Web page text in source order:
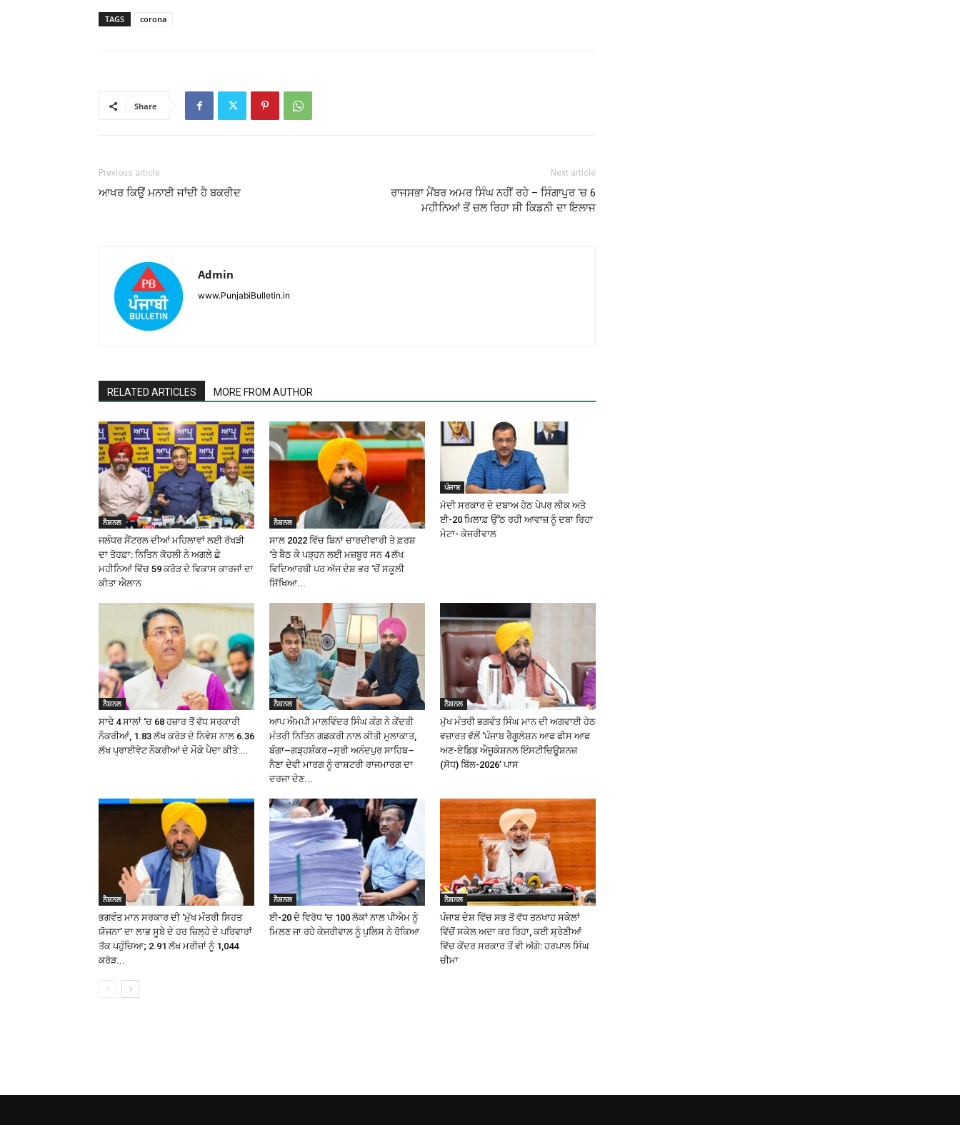
TAGS corona
Share
Previous article
ਆਖਰ ਕਿਉਂ ਮਨਾਈ ਜਾਂਦੀ ਹੈ ਬਕਰੀਦ
Next article
ਰਾਜਸਭਾ ਮੈਂਬਰ ਅਮਰ ਸਿੰਘ ਨਹੀਂ ਰਹੇ – ਸਿੰਗਾਪੁਰ ‘ਚ 6
ਮਹੀਨਿਆਂ ਤੋਂ ਚਲ ਰਿਹਾ ਸੀ ਕਿਡਨੀ ਦਾ ਇਲਾਜ
Admin
www.PunjabiBulletin.in
RELATED ARTICLES MORE FROM AUTHOR
ਨੈਸ਼ਨਲ
ਜਲੰਧਰ ਸੈਂਟਰਲ ਦੀਆਂ ਮਹਿਲਾਵਾਂ ਲਈ ਰੱਖੜੀ
ਦਾ ਤੋਹਫ਼ਾ: ਨਿਤਿਨ ਕੋਹਲੀ ਨੇ ਅਗਲੇ ਛੇ
ਮਹੀਨਿਆਂ ਵਿੱਚ ₹59 ਕਰੋੜ ਦੇ ਵਿਕਾਸ ਕਾਰਜਾਂ ਦਾ
ਕੀਤਾ ਐਲਾਨ
ਨੈਸ਼ਨਲ
ਸਾਲ 2022 ਵਿੱਚ ਬਿਨਾਂ ਚਾਰਦੀਵਾਰੀ ਤੇ ਫ਼ਰਸ਼
‘ਤੇ ਬੈਠ ਕੇ ਪੜ੍ਹਨ ਲਈ ਮਜ਼ਬੂਰ ਸਨ 4 ਲੱਖ
ਵਿਦਿਆਰਥੀ ਪਰ ਅੱਜ ਦੇਸ਼ ਭਰ ‘ਚੋਂ ਸਕੂਲੀ
ਸਿੱਖਿਆ...
ਪੰਜਾਬ
ਮੋਦੀ ਸਰਕਾਰ ਦੇ ਦਬਾਅ ਹੇਠ ਪੇਪਰ ਲੀਕ ਅਤੇ
ਈ-20 ਖ਼ਿਲਾਫ਼ ਉੱਠ ਰਹੀ ਆਵਾਜ਼ ਨੂੰ ਦਬਾ ਰਿਹਾ
ਮੇਟਾ- ਕੇਜਰੀਵਾਲ
ਨੈਸ਼ਨਲ
ਸਾਢੇ 4 ਸਾਲਾਂ ‘ਚ 68 ਹਜ਼ਾਰ ਤੋਂ ਵੱਧ ਸਰਕਾਰੀ
ਨੌਕਰੀਆਂ, 1.83 ਲੱਖ ਕਰੋੜ ਦੇ ਨਿਵੇਸ਼ ਨਾਲ 6.36
ਲੱਖ ਪ੍ਰਾਈਵੇਟ ਨੌਕਰੀਆਂ ਦੇ ਮੌਕੇ ਪੈਦਾ ਕੀਤੇ:...
ਨੈਸ਼ਨਲ
ਆਪ ਐਮਪੀ ਮਾਲਵਿੰਦਰ ਸਿੰਘ ਕੰਗ ਨੇ ਕੇਂਦਰੀ
ਮੰਤਰੀ ਨਿਤਿਨ ਗਡਕਰੀ ਨਾਲ ਕੀਤੀ ਮੁਲਾਕਾਤ,
ਬੰਗਾ–ਗੜ੍ਹਸ਼ੰਕਰ–ਸ੍ਰੀ ਅਨੰਦਪੁਰ ਸਾਹਿਬ–
ਨੈਣਾ ਦੇਵੀ ਮਾਰਗ ਨੂੰ ਰਾਸ਼ਟਰੀ ਰਾਜਮਾਰਗ ਦਾ
ਦਰਜਾ ਦੇਣ...
ਨੈਸ਼ਨਲ
ਮੁੱਖ ਮੰਤਰੀ ਭਗਵੰਤ ਸਿੰਘ ਮਾਨ ਦੀ ਅਗਵਾਈ ਹੇਠ
ਵਜ਼ਾਰਤ ਵੱਲੋਂ ‘ਪੰਜਾਬ ਰੈਗੂਲੇਸ਼ਨ ਆਫ ਫੀਸ ਆਫ
ਅਣ-ਏਡਿਡ ਐਜੂਕੇਸ਼ਨਲ ਇੰਸਟੀਚਿਊਸ਼ਨਜ਼
(ਸੋਧ) ਬਿੱਲ-2026’ ਪਾਸ
ਨੈਸ਼ਨਲ
ਭਗਵੰਤ ਮਾਨ ਸਰਕਾਰ ਦੀ ‘ਮੁੱਖ ਮੰਤਰੀ ਸਿਹਤ
ਯੋਜਨਾ’ ਦਾ ਲਾਭ ਸੂਬੇ ਦੇ ਹਰ ਜ਼ਿਲ੍ਹੇ ਦੇ ਪਰਿਵਾਰਾਂ
ਤੱਕ ਪਹੁੰਚਿਆ; 2.91 ਲੱਖ ਮਰੀਜ਼ਾਂ ਨੂੰ ₹1,044
ਕਰੋੜ...
ਨੈਸ਼ਨਲ
ਈ-20 ਦੇ ਵਿਰੋਧ ‘ਚ 100 ਲੋਕਾਂ ਨਾਲ ਪੀਐਮ ਨੂੰ
ਮਿਲਣ ਜਾ ਰਹੇ ਕੇਜਰੀਵਾਲ ਨੂੰ ਪੁਲਿਸ ਨੇ ਰੋਕਿਆ
ਨੈਸ਼ਨਲ
ਪੰਜਾਬ ਦੇਸ਼ ਵਿੱਚ ਸਭ ਤੋਂ ਵੱਧ ਤਨਖਾਹ ਸਕੇਲਾਂ
ਵਿੱਚੋਂ ਸਕੇਲ ਅਦਾ ਕਰ ਰਿਹਾ, ਕਈ ਸ਼੍ਰੇਣੀਆਂ
ਵਿੱਚ ਕੇਂਦਰ ਸਰਕਾਰ ਤੋਂ ਵੀ ਅੱਗੇ: ਹਰਪਾਲ ਸਿੰਘ
ਚੀਮਾ